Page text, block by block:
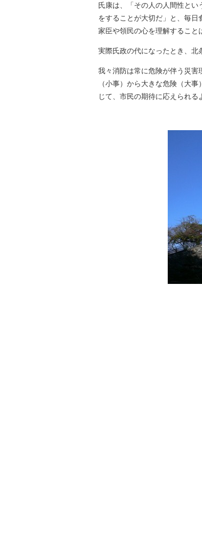
氏康は、「その人の人間性と
をすることが大切だ」と、毎
家臣や領民の心を理解すること
実際氏政の代になったとき、北
我々消防は常に危険が伴う災害
（小事）から大きな危険（大
じて、市民の期待に応えられる